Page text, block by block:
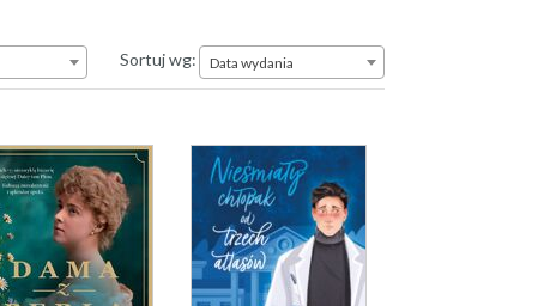
Sortuj wg:Data wydania
Data wydania